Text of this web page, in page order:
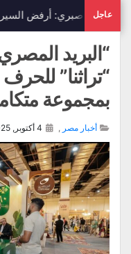
عاجل
ياسمين صبري: أرفض
“البريد
“تراثنا” للحرف
بمجموعة
أخبار مصر ,